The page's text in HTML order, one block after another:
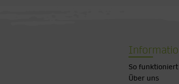
So
Über uns